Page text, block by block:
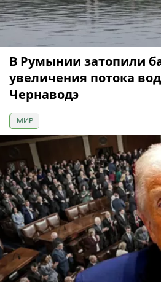
В Румынии затопили
увеличения потока
Чернаводэ
МИР